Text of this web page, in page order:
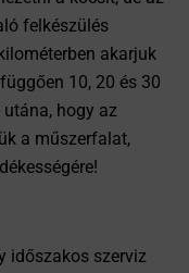
felkészülés
akarjuk
10, 20 és 30
hogy az
a műszerfalat,
időszakos szerviz